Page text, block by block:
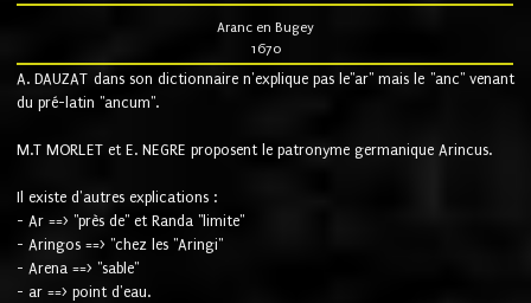
Aranc en Bugey
1670
A. DAUZAT dans son dictionnaire n'explique pas le"ar" mais le "anc" venant
du pré-latin "ancum".
M.T MORLET et E. NEGRE proposent le patronyme germanique Arincus.
Il existe d'autres explications :
- Ar ==> "près de" et Randa "limite"
- Aringos ==> "chez les "Aringi"
- Arena ==> "sable"
- ar ==> point d'eau.